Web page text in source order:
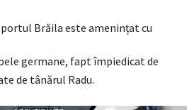
portul Brăila este amenințat cu
germane, fapt împiedicat de
de tânărul Radu.